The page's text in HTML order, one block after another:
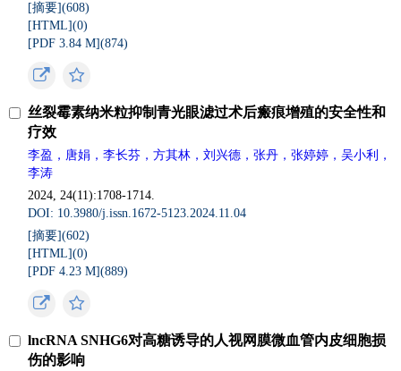
[摘要](608)
[HTML](0)
[PDF 3.84 M](874)
丝裂霉素纳米粒抑制青光眼滤过术后瘢痕增殖的安全性和
疗效
李盈，唐娟，李长芬，方其林，刘兴德，张丹，张婷婷，吴小利，
李涛
2024, 24(11):1708-1714.
DOI: 10.3980/j.issn.1672-5123.2024.11.04
[摘要](602)
[HTML](0)
[PDF 4.23 M](889)
lncRNA SNHG6对高糖诱导的人视网膜微血管内皮细胞损
伤的影响